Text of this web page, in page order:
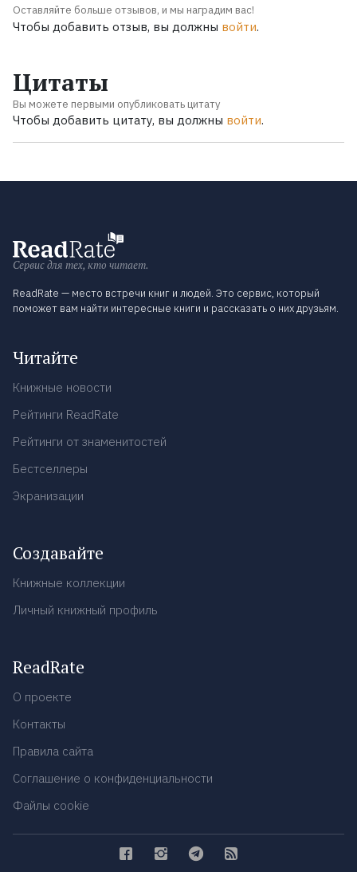
Оставляйте больше отзывов, и мы наградим вас!
Чтобы добавить отзыв, вы должны войти.
Цитаты
Вы можете первыми опубликовать цитату
Чтобы добавить цитату, вы должны войти.
Сервис для тех, кто читает.
ReadRate — место встречи книг и людей. Это сервис, который
поможет вам найти интересные книги и рассказать о них друзьям.
Читайте
Книжные новости
Рейтинги ReadRate
Рейтинги от знаменитостей
Бестселлеры
Экранизации
Создавайте
Книжные коллекции
Личный книжный профиль
ReadRate
О проекте
Контакты
Правила сайта
Соглашение о конфиденциальности
Файлы cookie